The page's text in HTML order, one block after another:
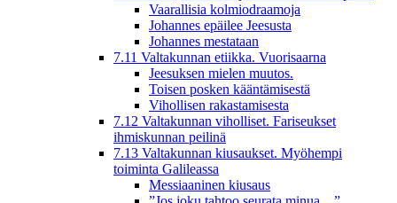
Vaarallisia kolmiodraamoja
Johannes epäilee Jeesusta
Johannes mestataan
7.11 Valtakunnan etiikka. Vuorisaarna
Jeesuksen mielen muutos.
Toisen posken kääntämisestä
Vihollisen rakastamisesta
7.12 Valtakunnan viholliset. Fariseukset
ihmiskunnan peilinä
7.13 Valtakunnan kiusaukset. Myöhempi
toiminta Galileassa
Messiaaninen kiusaus